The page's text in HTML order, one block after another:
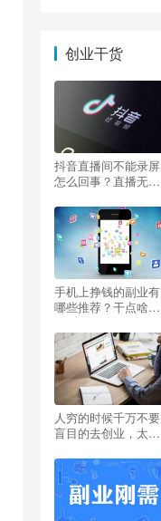
创业干货
抖音直播间不能录屏
怎么回事？直播无法
手机上挣钱的副业有
哪些推荐？干点啥能
人穷的时候千万不要
盲目的去创业，太扎